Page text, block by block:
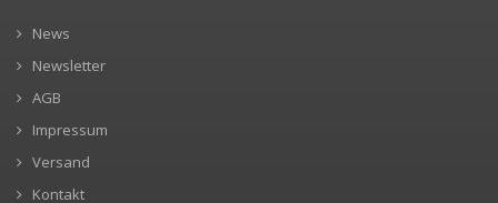
News
Newsletter
AGB
Impressum
Versand
Kontakt